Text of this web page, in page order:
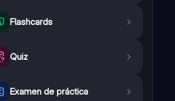
Flashcards
Quiz
Examen de práctica